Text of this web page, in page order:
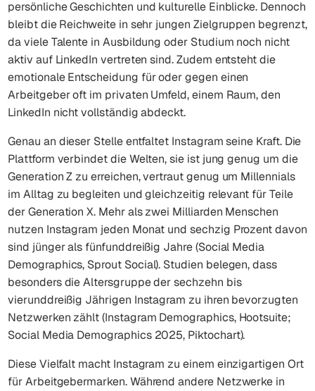
persönliche Geschichten und kulturelle Einblicke. Dennoch
bleibt die Reichweite in sehr jungen Zielgruppen begrenzt,
da viele Talente in Ausbildung oder Studium noch nicht
aktiv auf LinkedIn vertreten sind. Zudem entsteht die
emotionale Entscheidung für oder gegen einen
Arbeitgeber oft im privaten Umfeld, einem Raum, den
LinkedIn nicht vollständig abdeckt.
Genau an dieser Stelle entfaltet Instagram seine Kraft. Die
Plattform verbindet die Welten, sie ist jung genug um die
Generation Z zu erreichen, vertraut genug um Millennials
im Alltag zu begleiten und gleichzeitig relevant für Teile
der Generation X. Mehr als zwei Milliarden Menschen
nutzen Instagram jeden Monat und sechzig Prozent davon
sind jünger als fünfunddreißig Jahre (Social Media
Demographics, Sprout Social). Studien belegen, dass
besonders die Altersgruppe der sechzehn bis
vierunddreißig Jährigen Instagram zu ihren bevorzugten
Netzwerken zählt (Instagram Demographics, Hootsuite;
Social Media Demographics 2025, Piktochart).
Diese Vielfalt macht Instagram zu einem einzigartigen Ort
für Arbeitgebermarken. Während andere Netzwerke in